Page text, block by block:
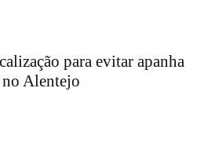
para evitar apanha
Alentejo